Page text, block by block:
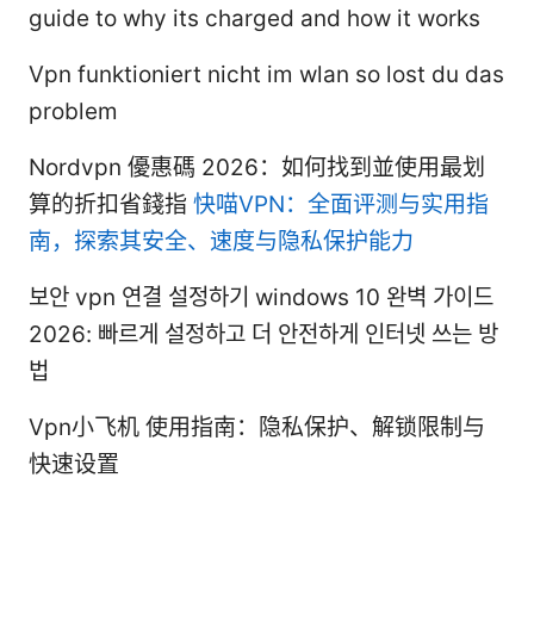
guide to why its charged and how it works
Vpn funktioniert nicht im wlan so lost du das
problem
Nordvpn 優惠碼 2026：如何找到並使用最划
算的折扣省錢指 快喵VPN：全面评测与实用指
南，探索其安全、速度与隐私保护能力
보안 vpn 연결 설정하기 windows 10 완벽 가이드
2026: 빠르게 설정하고 더 안전하게 인터넷 쓰는 방
법
Vpn小飞机 使用指南：隐私保护、解锁限制与
快速设置